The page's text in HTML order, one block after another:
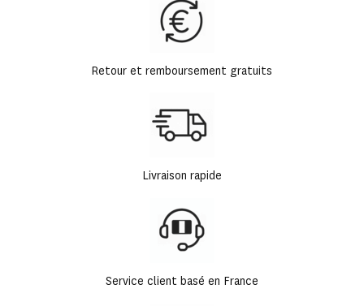
Retour et remboursement gratuits
Livraison rapide
Service client basé en France